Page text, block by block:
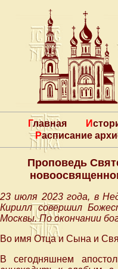
Главная
Расписание
Проповедь
23 июля 2023 года, в
Кирилл совершил
Москвы. По окончании
Во имя Отца и Сына и
В сегодняшнем